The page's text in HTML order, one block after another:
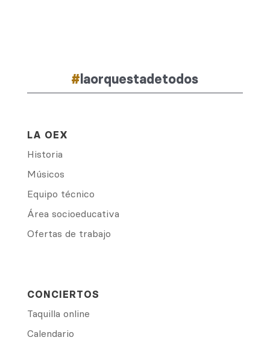
#laorquestadetodos
LA OEX
Historia
Músicos
Equipo técnico
Área socioeducativa
Ofertas de trabajo
CONCIERTOS
Taquilla online
Calendario